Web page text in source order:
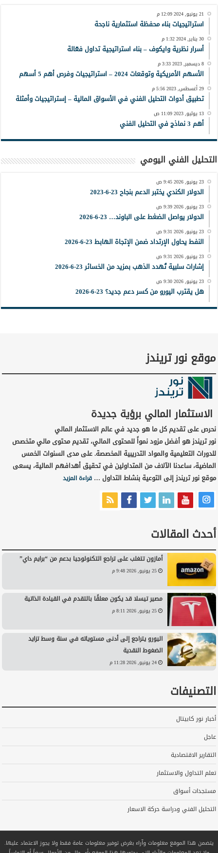
21 يونيو, 2024 12:09 م
استراتيجيات بناء محفظة استثمارية ناجحة
30 يناير, 2024 1:32 م
أسرار نظرية وايكوف – بناء استراتيجية تداول فعّالة
8 ديسمبر, 2023 3:33 م
الأسهم الأمريكية وتوقعات 2024 – استراتيجيات وفرص أهم 5 أسهم
29 أغسطس, 2023 5:56 م
تطبيق أدوات التحليل الفني في الأسواق المالية – إستراتيجيات وأمثلة
13 يوليو, 2023 11:09 ص
أهم 3 نماذج في التحليل الفني
التحليل الفني اليومي
23 يونيو, 2026 9:45 ص
الدولار الكندي يختبر الدعم بنجاح 23-6-2023
23 يونيو, 2026 9:39 ص
الدولار يواصل الضغط على الباوند… 23-6-2026
23 يونيو, 2026 9:31 ص
النفط يحاول الإرتداد ضمن الإتجاة الهابط 23-6-2026
23 يونيو, 2026 9:31 ص
إشارات سلبية تُهدد الذهب بمزيد من الخسائر 23-6-2026
23 يونيو, 2026 9:30 ص
هل يقترب اليورو من كسر دعم جديد؟ 23-6-2026
موقع نور تريندز
الاستثمار المالي برؤية جديدة
نحرص على تقديم كل ما هو جديد في عالم الاستثمار المالي
نور تريندز هو أفضل مزود نمواً للمحتوى المالي، تقديم محتوى مالي متخصص
للدورات التعليمية والمواد التدريبية المخصصة. على مدى السنوات الخمس
الماضية، ساعدنا الآلاف من المتداولين في تحقيق أهدافهم المالية، يسعى
موقع نور تريندز إلى التوعية بنشاط التداول …قراءة المزيد
أحدث المقالات
أمازون تتغلب على تراجع التكنولوجيا بدعم من “برايم داي”
25 يونيو, 2026 9:48 م
مصير تيسلا قد يكون معلقًا بالتقدم في القيادة الذاتية
25 يونيو, 2026 8:11 م
اليورو يتراجع إلى أدنى مستوياته في سنة وسط تزايد
الضغوط النقدية
24 يونيو, 2026 11:28 م
التصنيفات
أخبار نور كابيتال
عاجل
التقارير الاقتصادية
تعلم التداول والاستثمار
مستجدات أسواق
التحليل الفني ودراسة حركة الاسعار
يتضمن هذا الموقع معلومات وآراء بغرض توفير معلومات عامة فقط ولا يجوز الاعتماد عليها.